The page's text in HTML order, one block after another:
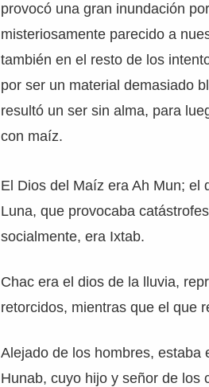
provocó una gran inundación
misteriosamente parecido a
también en el resto de los
por ser un material demasiado
resultó un ser sin alma, para
con maíz.
El Dios del Maíz era Ah Mun; el
Luna, que provocaba
socialmente, era Ixtab.
Chac era el dios de la lluvia,
retorcidos, mientras que el que
Alejado de los hombres, estaba
Hunab, cuyo hijo y señor de los